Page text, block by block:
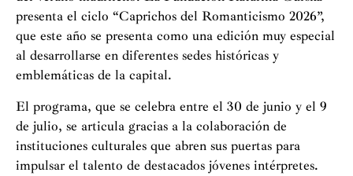
presenta el ciclo “Caprichos del Romanticismo 2026”,
que este año se presenta como una edición muy especial
al desarrollarse en diferentes sedes históricas y
emblemáticas de la capital.
El programa, que se celebra entre el 30 de junio y el 9
de julio, se articula gracias a la colaboración de
instituciones culturales que abren sus puertas para
impulsar el talento de destacados jóvenes intérpretes.